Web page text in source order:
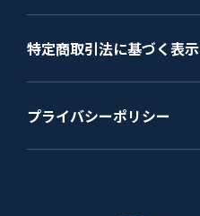
特定商取引法に基づく表示
プライバシーポリシー